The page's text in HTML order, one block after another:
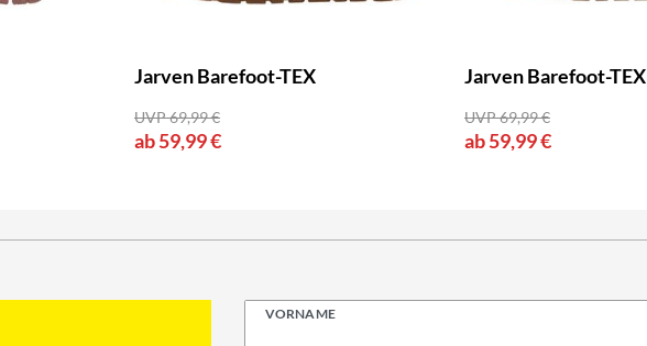
Jarven Barefoot-TEX
UVP 69,99 €
ab 59,99 €
Jarven Barefoot-TEX
UVP 69,99 €
ab 59,99 €
VORNAME